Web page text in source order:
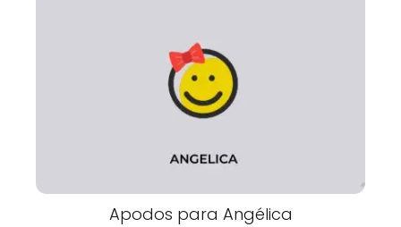
Apodos para Angélica